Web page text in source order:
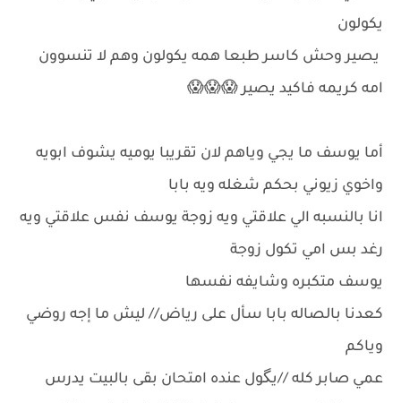
يكولون
يصير وحش كاسر طبعا همه يكولون وهم لا تنسوون
امه كريمه فاكيد يصير 😱😱😱
أما يوسف ما يجي وياهم لان تقريبا يوميه يشوف ابويه
واخوي زيوني بحكم شغله ويه بابا
انا بالنسبه الي علاقتي ويه زوجة يوسف نفس علاقتي ويه
رغد بس امي تكول زوجة
يوسف متكبره وشايفه نفسها
كعدنا بالصاله بابا سأل على رياض// ليش ما إجه روضي
وياكم
عمي صابر كله //يگول عنده امتحان بقى بالبيت يدرس